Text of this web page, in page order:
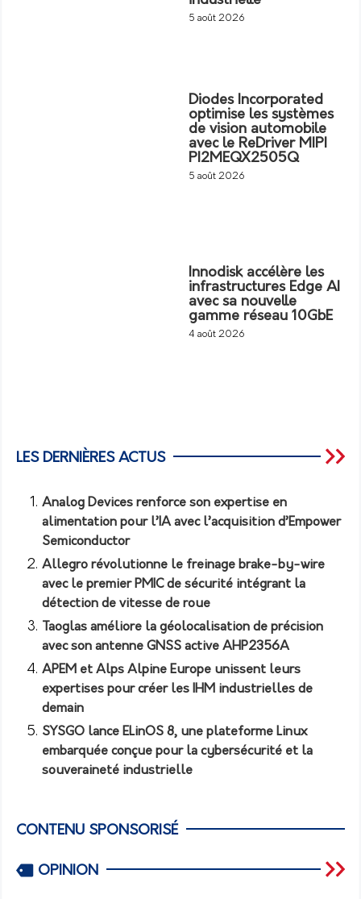
5 août 2026
Diodes Incorporated
optimise les systèmes
de vision automobile
avec le ReDriver MIPI
PI2MEQX2505Q
5 août 2026
Innodisk accélère les
infrastructures Edge AI
avec sa nouvelle
gamme réseau 10GbE
4 août 2026
LES DERNIÈRES ACTUS
Analog Devices renforce son expertise en
alimentation pour l’IA avec l’acquisition d’Empower
Semiconductor
Allegro révolutionne le freinage brake-by-wire
avec le premier PMIC de sécurité intégrant la
détection de vitesse de roue
Taoglas améliore la géolocalisation de précision
avec son antenne GNSS active AHP2356A
APEM et Alps Alpine Europe unissent leurs
expertises pour créer les IHM industrielles de
demain
SYSGO lance ELinOS 8, une plateforme Linux
embarquée conçue pour la cybersécurité et la
souveraineté industrielle
CONTENU SPONSORISÉ
OPINION